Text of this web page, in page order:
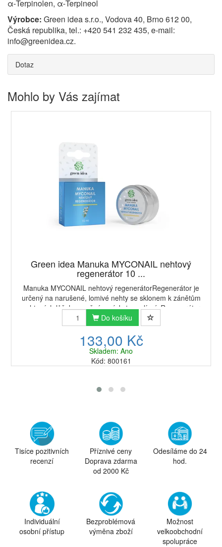
α-Terpinolen, α-Terpineol
Výrobce: Green idea s.r.o., Vodova 40, Brno 612 00,
Česká republika, tel.: +420 541 232 435, e-mail:
info@greenidea.cz.
Dotaz
Mohlo by Vás zajímat
Green idea Manuka MYCONAIL nehtový
regenerátor 10 ...
Manuka MYCONAIL nehtový regenerátorRegenerátor je
určený na narušené, lomivé nehty se sklonem k zánětům
nehtových lůžek s možným výskytem plísní. Regenerátor
příznivě ovlivňuje stav nehtů, zvyšuje jej...
Do košíku
133,00 Kč
Skladem: Ano
Kód: 800161
Tisíce pozitivních
recenzí
Příznivé ceny
Doprava zdarma
od 2000 Kč
Odesíláme do 24
hod.
Individuální
osobní přístup
Bezproblémová
výměna zboží
Možnost
velkoobchodní
spolupráce